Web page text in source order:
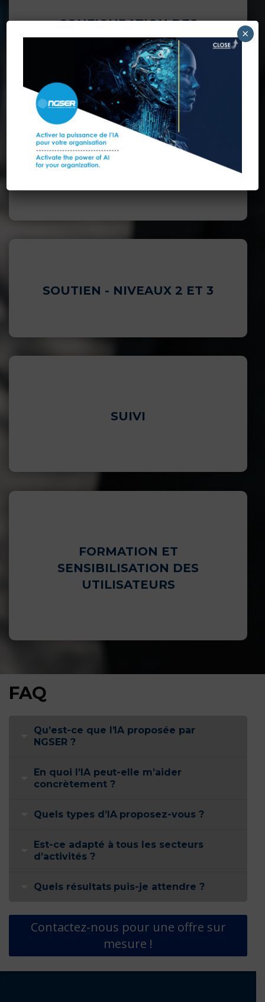
CONFIGURATION DES
SOLUTIONS
GESTION DES MISES À
SOUTIEN - NIVEAUX 2 ET 3
SUIVI
FORMATION ET
SENSIBILISATION DES
UTILISATEURS
FAQ
Qu’est-ce que l’IA proposée par
NGSER ?
En quoi l’IA peut-elle m’aider
concrètement ?
Quels types d’IA proposez-vous ?
Est-ce adapté à tous les secteurs
d’activités ?
Quels résultats puis-je attendre ?
Contactez-nous pour une offre sur
mesure !
×